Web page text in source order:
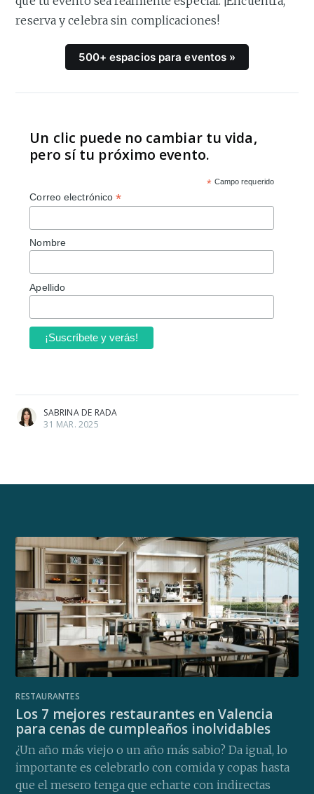
reserva y celebra sin complicaciones!
500+ espacios para eventos »
Un clic puede no cambiar tu vida,
pero sí tu próximo evento.
* Campo requerido
Correo electrónico*
Nombre
Apellido
SABRINA DE RADA
31 MAR. 2025
RESTAURANTES
Los 7 mejores restaurantes en Valencia
para cenas de cumpleaños inolvidables
¿Un año más viejo o un año más sabio? Da igual, lo
importante es celebrarlo con comida y copas hasta
que el mesero tenga que echarte con indirectas